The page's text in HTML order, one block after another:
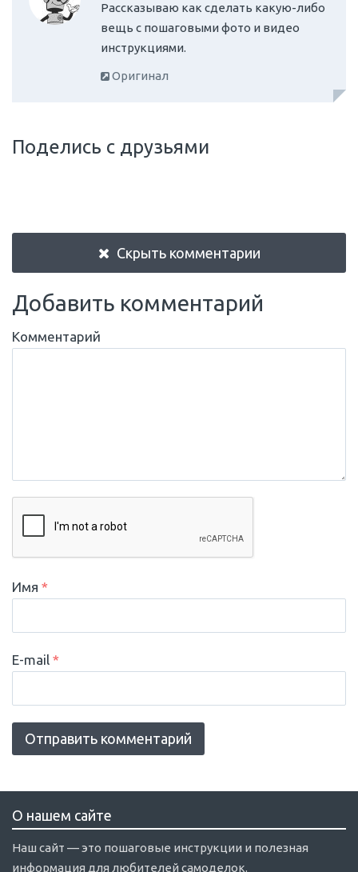
Рассказываю как сделать какую-либо
вещь с пошаговыми фото и видео
инструкциями.
Оригинал
Поделись с друзьями
Скрыть комментарии
Добавить комментарий
Комментарий
Имя *
E-mail *
О нашем сайте
Наш сайт — это пошаговые инструкции и полезная
информация для любителей самоделок.